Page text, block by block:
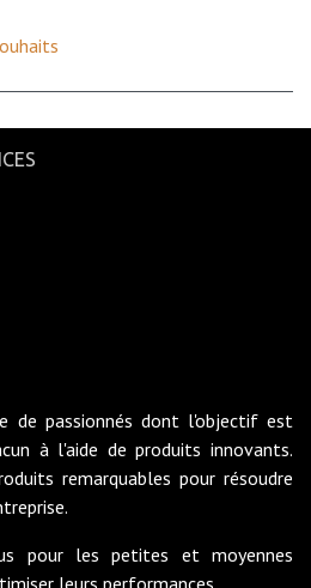
de passionnés dont l'objectif est
à l'aide de produits innovants.
remarquables pour résoudre
pour les petites et moyennes
leurs performances.